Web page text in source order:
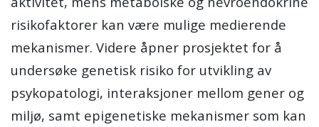
risikofaktorer kan være mulige medierende
mekanismer. Videre åpner prosjektet for å
undersøke genetisk risiko for utvikling av
psykopatologi, interaksjoner mellom gener og
miljø, samt epigenetiske mekanismer som kan